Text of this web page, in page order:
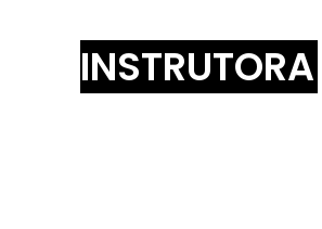
INSTRUTORA